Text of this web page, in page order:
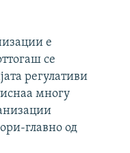
е
се
регулативи
многу
главно од